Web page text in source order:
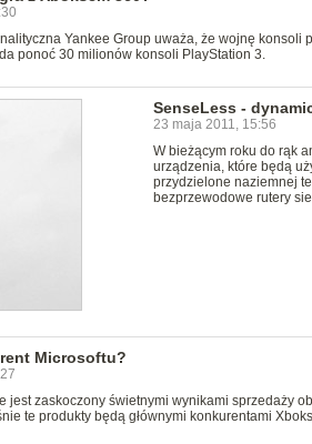
Yankee Group uważa, że wojnę konsoli
ponoć 30 milionów konsoli PlayStation 3.
SenseLess -
23 maja 2011, 15:56
W bieżącym roku do rąk
urządzenia, które będą
przydzielone naziemnej
bezprzewodowe rutery
Microsoftu?
jest zaskoczony świetnymi wynikami sprzedaży
te produkty będą głównymi konkurentami